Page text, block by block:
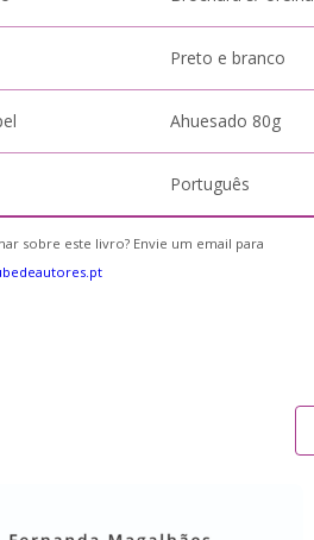
Preto e branco
Ahuesado 80g
Português
sobre este livro? Envie um email para